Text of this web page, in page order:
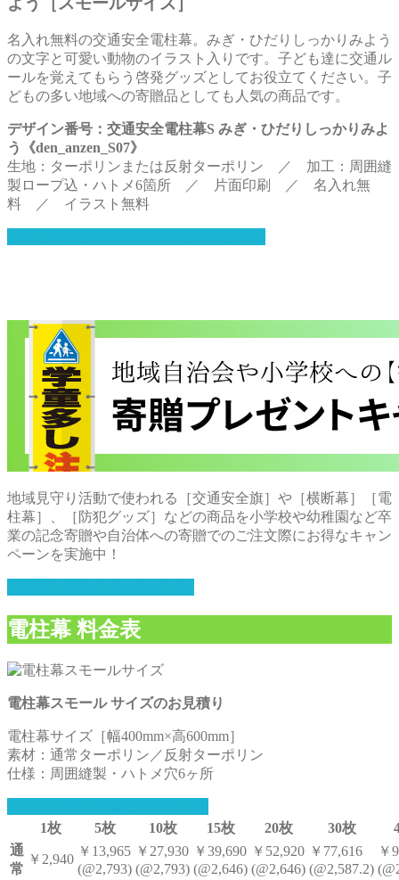
名入れ無料の交通安全電柱幕。みぎ・ひだりしっかりみよう
の文字と可愛い動物のイラスト入りです。子ども達に交通ル
ールを覚えてもらう啓発グッズとしてお役立てください。子
どもの多い地域への寄贈品としても人気の商品です。
デザイン番号：交通安全電柱幕S みぎ・ひだりしっかりみよ
う《den_anzen_S07》
生地：ターポリンまたは反射ターポリン ／ 加工：周囲縫
製ロープ込・ハトメ6箇所 ／ 片面印刷 ／ 名入れ無
料 ／ イラスト無料
地域見守り活動で使われる［交通安全旗］や［横断幕］［電
柱幕］、［防犯グッズ］などの商品を小学校や幼稚園など卒
業の記念寄贈や自治体への寄贈でのご注文際にお得なキャン
ペーンを実施中！
電柱幕 料金表
電柱幕スモール サイズのお見積り
電柱幕サイズ［幅400mm×高600mm］
素材：通常ターポリン／反射ターポリン
仕様：周囲縫製・ハトメ穴6ヶ所
1枚
5枚 10枚 15枚 20枚 30枚
通
常
￥2,940
￥13,965
(@2,793)
￥27,930
(@2,793)
￥39,690
(@2,646)
￥52,920
(@2,646)
￥77,616
(@2,587.2)
￥